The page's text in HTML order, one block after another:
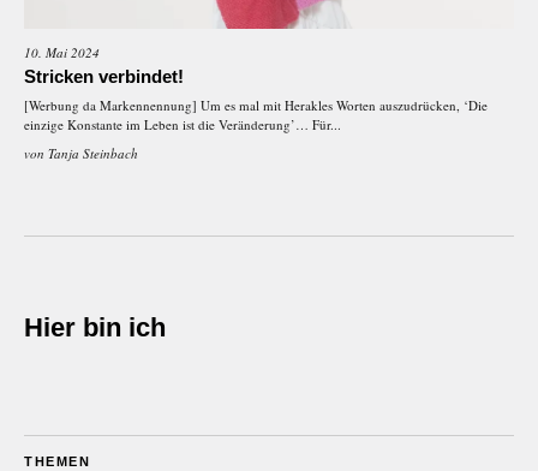
10. Mai 2024
Stricken verbindet!
[Werbung da Markennennung] Um es mal mit Herakles Worten auszudrücken, ‘Die
einzige Konstante im Leben ist die Veränderung’… Für...
von Tanja Steinbach
Hier bin ich
THEMEN